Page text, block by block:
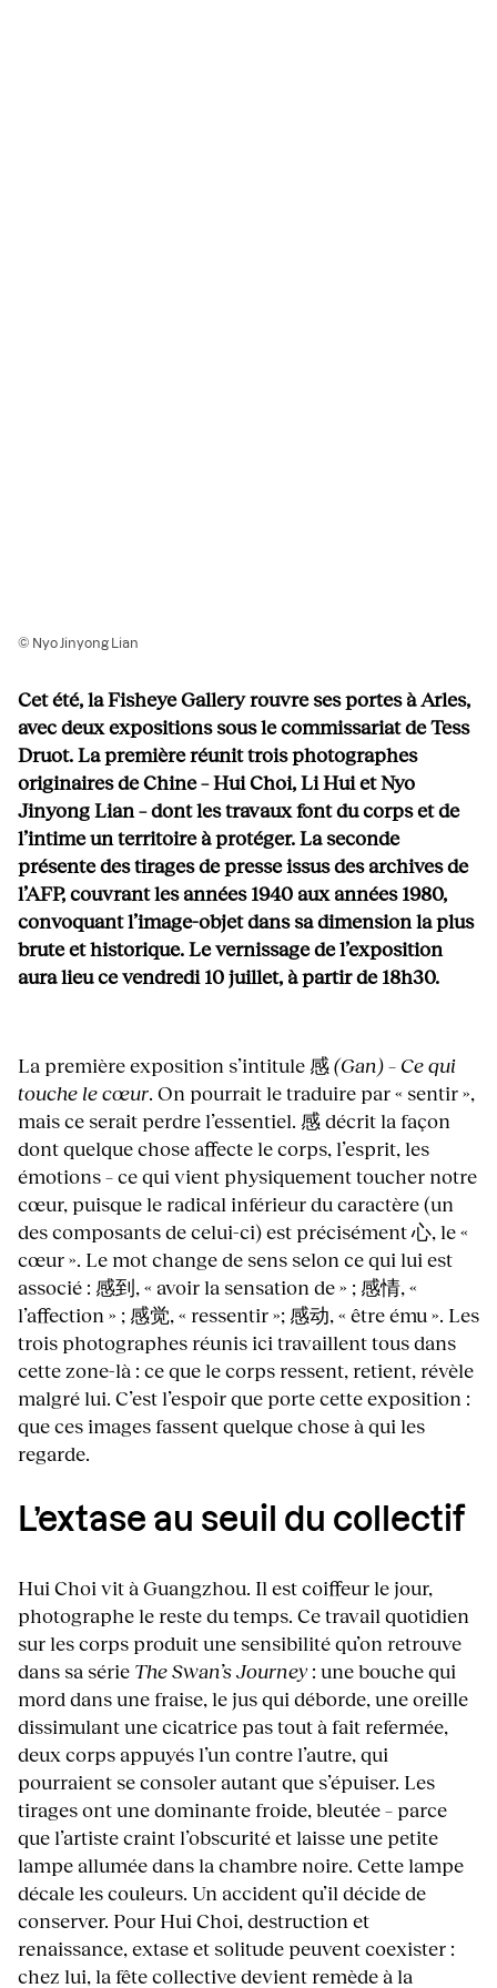
© Nyo Jinyong Lian
Cet été, la Fisheye Gallery rouvre ses portes à Arles,
avec deux expositions sous le commissariat de Tess
Druot. La première réunit trois photographes
originaires de Chine – Hui Choi, Li Hui et Nyo
Jinyong Lian – dont les travaux font du corps et de
l’intime un territoire à protéger. La seconde
présente des tirages de presse issus des archives de
l’AFP, couvrant les années 1940 aux années 1980,
convoquant l’image-objet dans sa dimension la plus
brute et historique.Le vernissage de l’exposition
aura lieu ce vendredi 10 juillet, à partir de 18h30.
La première exposition s’intitule 感(Gan) – Ce qui
touche le cœur. On pourrait le traduire par « sentir »,
mais ce serait perdre l’essentiel. 感 décrit la façon
dont quelque chose affecte le corps, l’esprit, les
émotions – ce qui vient physiquement toucher notre
cœur, puisque le radical inférieur du caractère (un
des composants de celui-ci) est précisément 心, le «
cœur ». Le mot change de sens selon ce qui lui est
associé : 感到, « avoir la sensation de » ; 感情, «
l’affection » ; 感觉, « ressentir »; 感动, « être ému ». Les
trois photographes réunis ici travaillent tous dans
cette zone-là : ce que le corps ressent, retient, révèle
malgré lui. C’est l’espoir que porte cette exposition :
que ces images fassent quelque chose à qui les
regarde.
L’extase au seuil du collectif
Hui Choi vit à Guangzhou. Il est coiffeur le jour,
photographe le reste du temps. Ce travail quotidien
sur les corps produit une sensibilité qu’on retrouve
dans sa série The Swan’s Journey : une bouche qui
mord dans une fraise, le jus qui déborde, une oreille
dissimulant une cicatrice pas tout à fait refermée,
deux corps appuyés l’un contre l’autre, qui
pourraient se consoler autant que s’épuiser. Les
tirages ont une dominante froide, bleutée – parce
que l’artiste craint l’obscurité et laisse une petite
lampe allumée dans la chambre noire. Cette lampe
décale les couleurs. Un accident qu’il décide de
conserver. Pour Hui Choi, destruction et
renaissance, extase et solitude peuvent coexister :
chez lui, la fête collective devient remède à la